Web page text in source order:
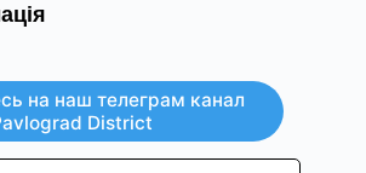
на наш телеграм канал
District